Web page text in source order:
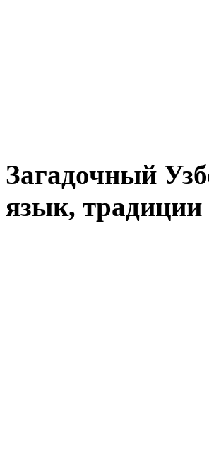
Загадочный
язык, традиции